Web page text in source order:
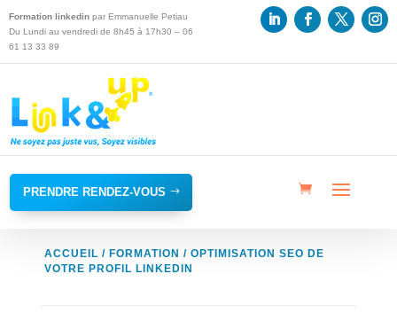
Formation linkedin par Emmanuelle Petiau
Du Lundi au vendredi de 8h45 à 17h30 – 06
61 13 33 89
PRENDRE RENDEZ-VOUS
ACCUEIL / FORMATION / OPTIMISATION SEO DE
VOTRE PROFIL LINKEDIN